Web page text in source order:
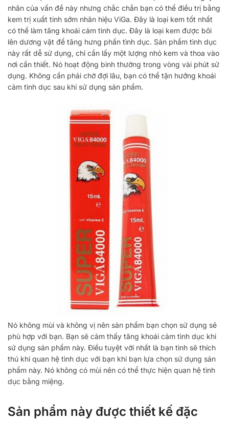
nhân của vấn đề này nhưng chắc chắn bạn có thể điều trị bằng
kem trị xuất tinh sớm nhãn hiệu ViGa. Đây là loại kem tốt nhất
có thể làm tăng khoái cảm tình dục. Đây là loại kem được bôi
lên dương vật để tăng hưng phấn tình dục. Sản phẩm tình dục
này rất dễ sử dụng, chỉ cần lấy một lượng nhỏ kem và thoa vào
nơi cần thiết. Nó hoạt động bình thường trong vòng vài phút sử
dụng. Không cần phải chờ đợi lâu, bạn có thể tận hưởng khoái
cảm tình dục sau khi sử dụng sản phẩm.
Nó không mùi và không vị nên sản phẩm bạn chọn sử dụng sẽ
phù hợp với bạn. Bạn sẽ cảm thấy tăng khoái cảm tình dục khi
sử dụng sản phẩm này. Điều tuyệt vời nhất là bạn tình sẽ thích
thú khi quan hệ tình dục với bạn khi bạn lựa chọn sử dụng sản
phẩm này. Nó không có mùi nên có thể thực hiện quan hệ tình
dục bằng miệng.
Sản phẩm này được thiết kế đặc